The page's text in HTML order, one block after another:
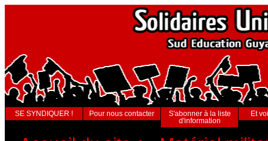
SE SYNDIQUER ! Pour nous contacter
S'abonner à la liste
d'information
Et